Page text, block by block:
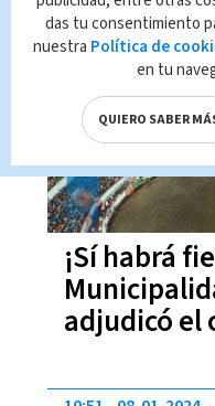
¡Sí habrá
adjudicó el
19:23 04-11-2024
das tu consentimiento
nuestra Política de
en tu
QUIERO SABER